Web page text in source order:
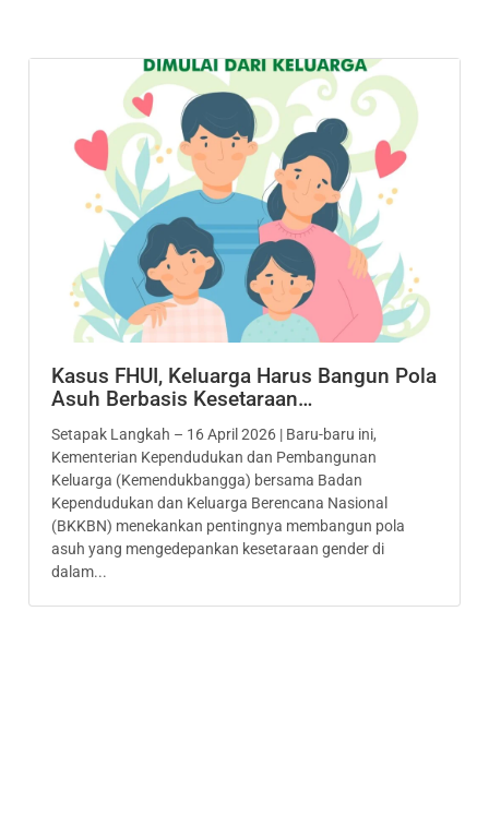
Kasus FHUI, Keluarga Harus Bangun Pola
Asuh Berbasis Kesetaraan…
Setapak Langkah – 16 April 2026 | Baru-baru ini,
Kementerian Kependudukan dan Pembangunan
Keluarga (Kemendukbangga) bersama Badan
Kependudukan dan Keluarga Berencana Nasional
(BKKBN) menekankan pentingnya membangun pola
asuh yang mengedepankan kesetaraan gender di
dalam...